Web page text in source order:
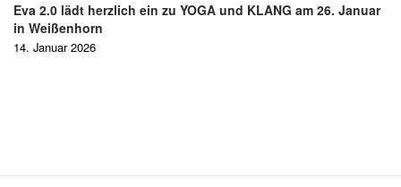
Eva 2.0 lädt herzlich ein zu YOGA und KLANG am 26. Januar
in Weißenhorn
14. Januar 2026